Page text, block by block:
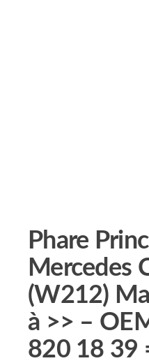
Phare
Mercedes
(W212)
à >> –
820 18 39